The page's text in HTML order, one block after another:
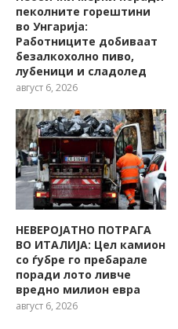
пеколните горештини
во Унгарија:
Работниците добиваат
безалкохолно пиво,
лубеници и сладолед
август 6, 2026
НЕВЕРОЈАТНО ПОТРАГА
ВО ИТАЛИЈА: Цел камион
со ѓубре го пребарале
поради лото ливче
вредно милион евра
август 6, 2026